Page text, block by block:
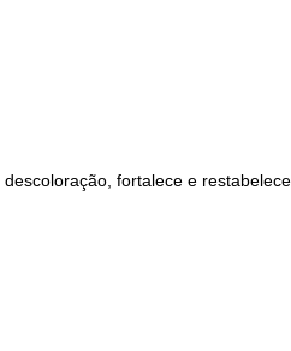
fortalece e restabelece